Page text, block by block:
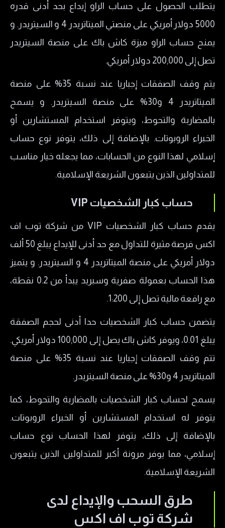
يتطلب الحصول على حساب الراو إيداع بحد أدنى قدره
5000 دولار أمريكي على منصتي الميتاتريدر 4 و السيتريدر. و
يمنح حساب الراو ميزة كاش باك على منصة السيتريدر
تصل إلى 200,000 دولار أمريكي.
يتم وقف الصفقات إجباريا عند نسبة 35% على منصة
الميتاتريدر 4 و30% على منصة السيتريدر. و يسمح
بالمضاربة والتحوط، ويتوفر استخدام المستشارين أو
الخبراء الروبوتات. بالإضافة إلى ذلك، يتوفر نوع حساب
إسلامي لهذا النوع من الحسابات، مما يجعله خيار مناسب
للمتداولين الذين يتبعون الشريعة الإسلامية.
حساب كبار الشخصيات VIP
يقدم حساب كبار الشخصيات VIP من شركة توب اف
اكس فرصة مثيرة للتداول مع حد أدنى للإيداع يبلغ 50 ألف
دولار أمريكي على منصة الميتاتريدر 4 و السيتريدر. و يتميز
هذا الحساب بعمولة صفرية وسبريد يبدأ من 0.2 نقطة،
مع رافعة مالية تصل إلى 1:200.
يتضمن حساب كبار الشخصيات حدا أدنى لحجم الصفقة
يبلغ 0.01، ويوفر كاش باك يصل إلى 100,000 دولار أمريكي.
تتم وقف الصفقات إجباريا عند نسبة 35% على منصة
الميتاتريدر 4 و30% على منصة السيتريدر.
يسمح لحساب كبار الشخصيات بالمضاربة والتحوط، كما
يتوفر له استخدام المستشارين أو الخبراء الروبوتات.
بالإضافة إلى ذلك، يتوفر لهذا الحساب نوع حساب
إسلامي، مما يوفر مرونة أكبر للمتداولين الذين يتبعون
الشريعة الإسلامية.
طرق السحب والإيداع لدى
شركة توب اف اكس